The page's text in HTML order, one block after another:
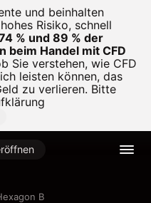
und beinhalten
Risiko, schnell
% und 89 % der
beim Handel mit CFD
Sie verstehen, wie CFD
leisten können, das
zu verlieren. Bitte
B